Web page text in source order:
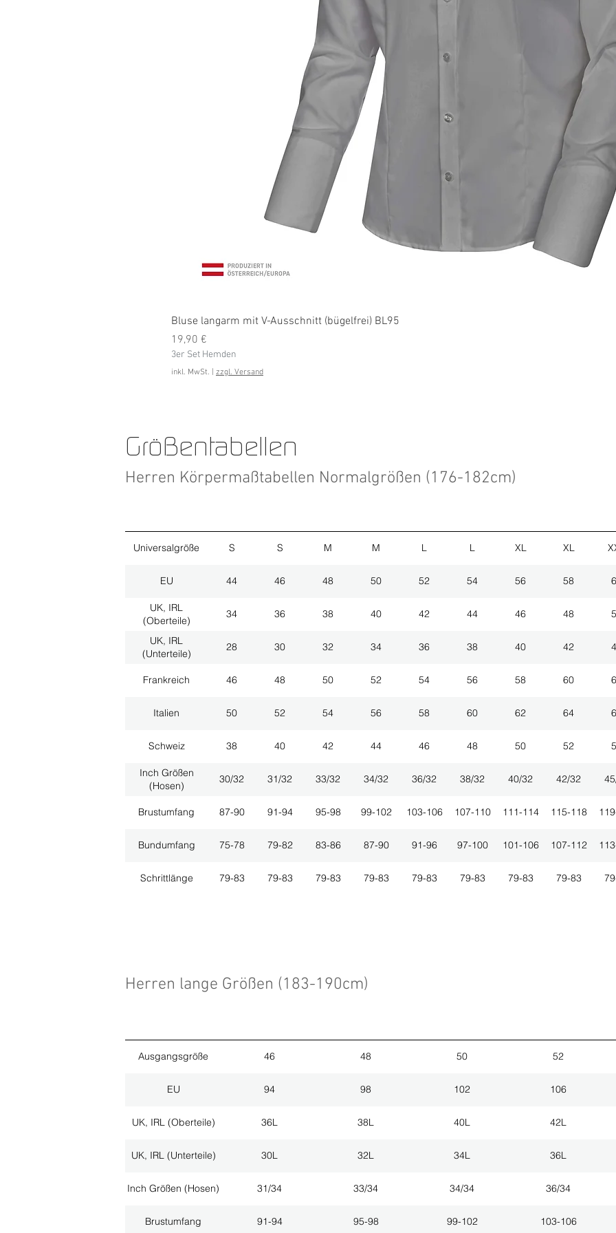
Bluse langarm mit V-Ausschnitt (bügelfrei) BL95
Preis
19,90 €
3er Set Hemden
inkl. MwSt. zzgl. Versand
Herren Körpermaßtabellen Normalgrößen (176-182cm)
Größentabellen
Universalgröße S S M M L L XL XL
EU 44 46 48 50 52 54 56 58
UK, IRL
(Oberteile)
34 36 38 40 42 44 46 48
UK, IRL
(Unterteile)
28 30 32 34 36 38 40 42
Frankreich 46 48 50 52 54 56 58 60
Italien 50 52 54 56 58 60 62 64
Schweiz 38 40 42 44 46 48 50 52
Inch Größen
(Hosen)
30/32 31/32 33/32 34/32 36/32 38/32 40/32 42/32
Brustumfang 87-90 91-94 95-98 99-102 103-106 107-110 111-114 115-118
Bundumfang 75-78 79-82 83-86 87-90 91-96 97-100 101-106 107-112
Schrittlänge 79-83 79-83 79-83 79-83 79-83 79-83 79-83 79-83
Herren lange Größen (183-190cm)
Ausgangsgröße 46 48 50 52
EU 94 98 102 106
UK, IRL (Oberteile) 36L 38L 40L 42L
UK, IRL (Unterteile) 30L 32L 34L 36L
Inch Größen (Hosen) 31/34 33/34 34/34 36/34
Brustumfang 91-94 95-98 99-102 103-106